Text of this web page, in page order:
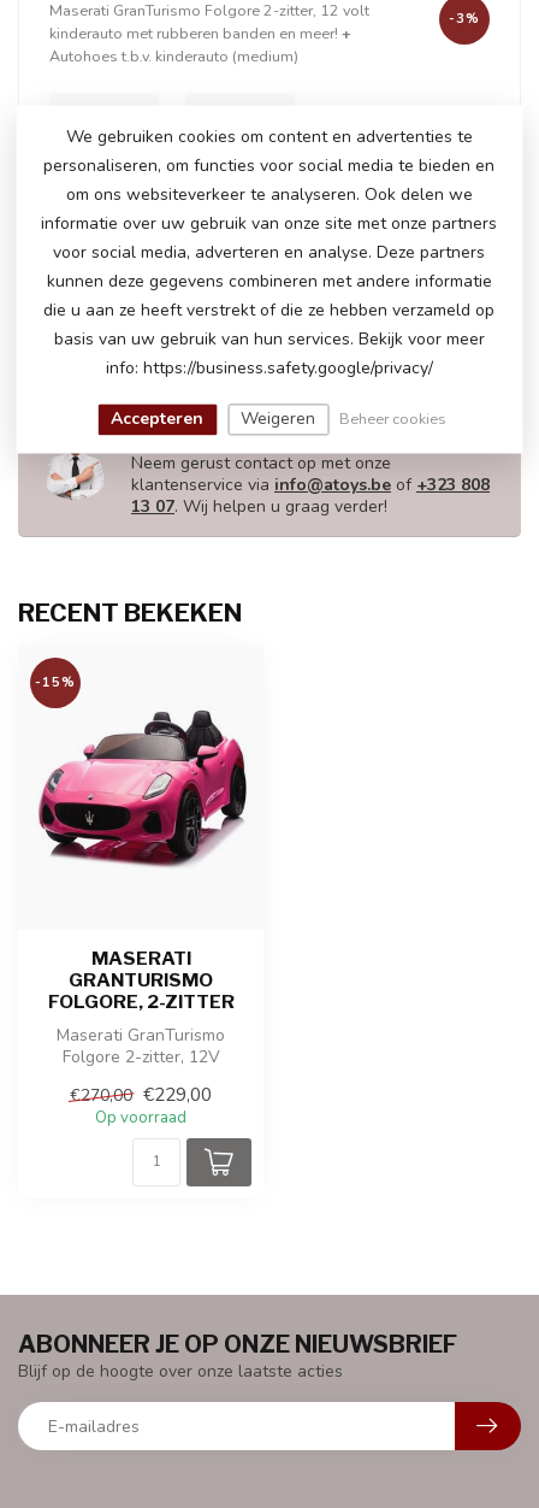
Maserati GranTurismo Folgore 2-zitter, 12 volt
kinderauto met rubberen banden en meer! +
Autohoes t.b.v. kinderauto (medium)
-3%
+
Op voorraad
€248,95
€241,50
HEEFT U NOG VRAGEN OVER DIT
PRODUCT!
Neem gerust contact op met onze
klantenservice via info@atoys.be of +323 808
13 07. Wij helpen u graag verder!
RECENT BEKEKEN
-15%
MASERATI
GRANTURISMO
FOLGORE, 2-ZITTER
Maserati GranTurismo
Folgore 2-zitter, 12V
banden, wer...
€270,00 €229,00
Op voorraad
ABONNEER JE OP ONZE NIEUWSBRIEF
Blijf op de hoogte over onze laatste acties
We gebruiken cookies om content en advertenties te
personaliseren, om functies voor social media te bieden en
om ons websiteverkeer te analyseren. Ook delen we
informatie over uw gebruik van onze site met onze partners
voor social media, adverteren en analyse. Deze partners
kunnen deze gegevens combineren met andere informatie
die u aan ze heeft verstrekt of die ze hebben verzameld op
basis van uw gebruik van hun services. Bekijk voor meer
info: https://business.safety.google/privacy/
Accepteren Weigeren Beheer cookies